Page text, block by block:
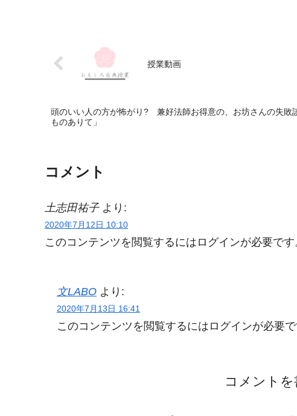
授業動画
頭のいい人の方が怖がり? 兼好法師お得意の、お坊さんの失敗
ものありて」
コメント
土志田祐子 より:
2020年7月12日 10:10
このコンテンツを閲覧するにはログインが必要です
文LABO より:
2020年7月13日 16:41
このコンテンツを閲覧するにはログインが必要で
コメント